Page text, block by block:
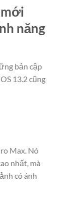
năng
bản cập
13.2 cũng
Max. Nó
nhất, mà
có ánh